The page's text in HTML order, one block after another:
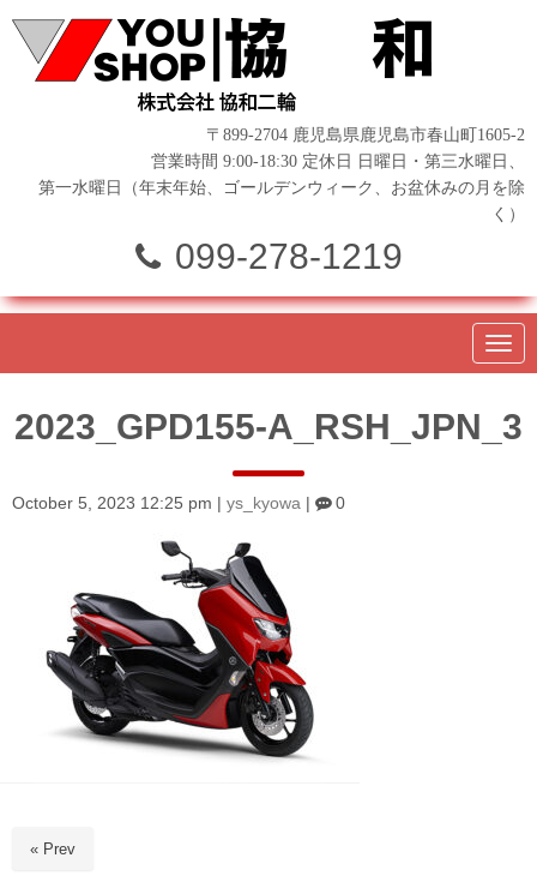
〒899-2704 鹿児島県鹿児島市春山町1605-2
営業時間 9:00-18:30 定休日 日曜日・第三水曜日、
第一水曜日（年末年始、ゴールデンウィーク、お盆休みの月を除
く）
099-278-1219
N
a
g
a
2023_GPD155-A_RSH_JPN_3
October 5, 2023 12:25 pm ys_kyowa 0
« Prev